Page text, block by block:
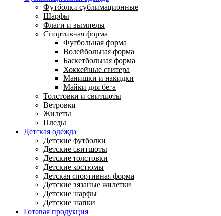
Футболки сублимационные
Шарфы
Флаги и вымпелы
Спортивная форма
Футбольная форма
Волейбольная форма
Баскетбольная форма
Хоккейные свитера
Манишки и накидки
Майки для бега
Толстовки и свитшоты
Ветровки
Жилеты
Пледы
Детская одежда
Детские футболки
Детские свитшоты
Детские толстовки
Детские костюмы
Детская спортивная форма
Детские вязаные жилетки
Детские шарфы
Детские шапки
Готовая продукция